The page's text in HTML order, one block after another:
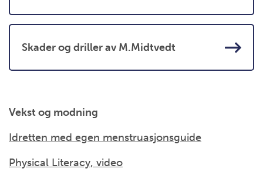
Skader og driller av M.Midtvedt
Vekst og modning
Idretten med egen menstruasjonsguide
Physical Literacy, video